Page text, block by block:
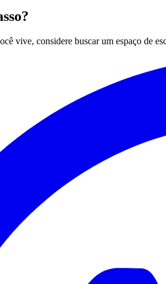
vive, considere buscar um espaço de